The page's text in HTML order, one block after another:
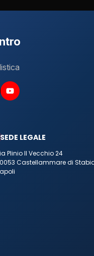
SEDE LEGALE
Plinio Il Vecchio 24
Castellammare di